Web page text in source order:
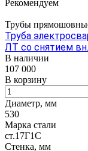
Рекомендуем
Трубы
Труба
ЛТ со снятием
В наличии
107 000
В корзину
Диаметр, мм
530
Марка стали
ст.17Г1С
Стенка, мм